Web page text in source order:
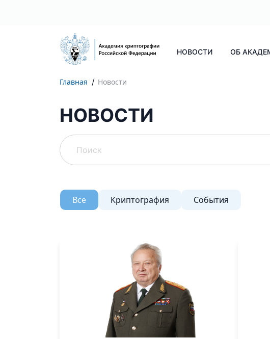
НОВОСТИ ОБ
Главная Новости
НОВОСТИ
Все Криптография События